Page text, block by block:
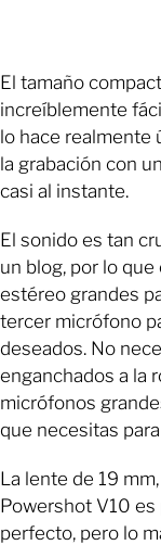
El tamaño
increíblemente
lo hace realmente
la grabación con
casi al instante.
El sonido es tan
un blog, por lo
estéreo grandes
tercer micrófono
deseados. No
enganchados a la
micrófonos
que necesitas
La lente de 19
Powershot V10
perfecto, pero lo